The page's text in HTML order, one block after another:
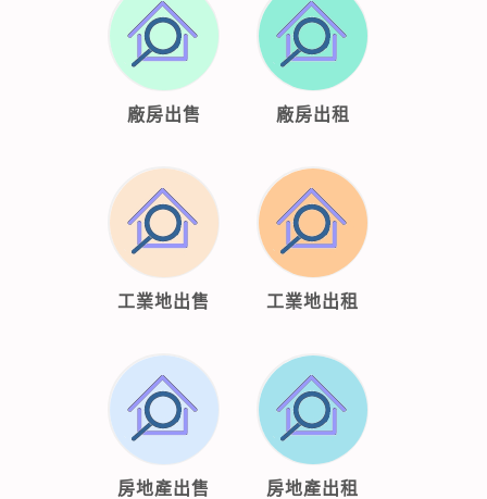
廠房出售 廠房出租
工業地出售 工業地出租
房地產出售 房地產出租